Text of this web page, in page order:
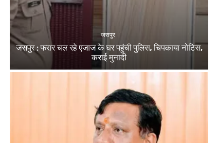
जसपुर
जसपुर : फरार चल रहे एजाज के घर पहुंची पुलिस, चिपकाया नोटिस,
कराई मुनादी